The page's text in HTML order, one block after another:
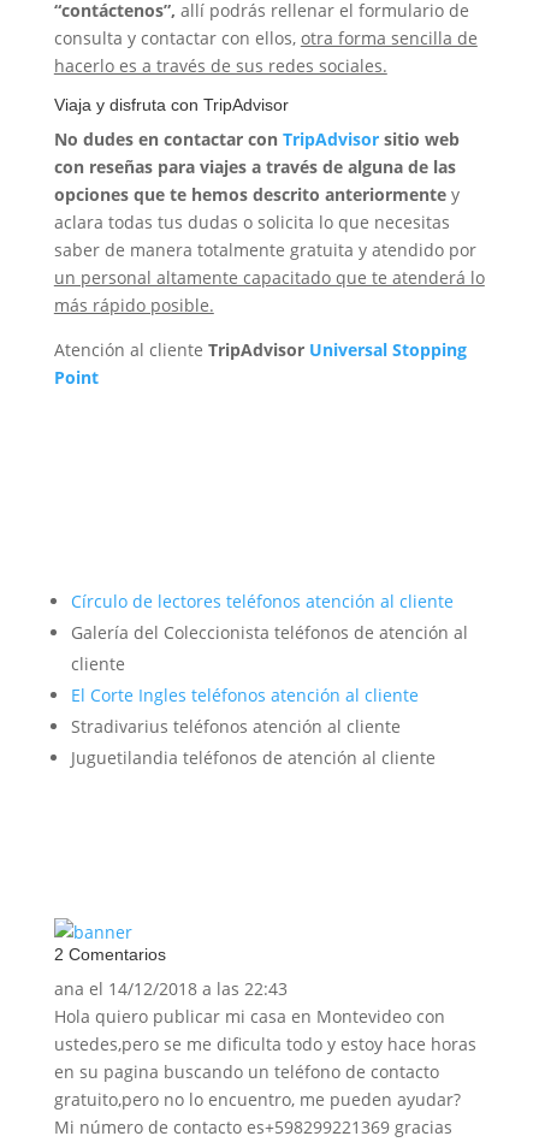
“contáctenos”, allí podrás rellenar el formulario de
consulta y contactar con ellos, otra forma sencilla de
hacerlo es a través de sus redes sociales.
Viaja y disfruta con TripAdvisor
No dudes en contactar con TripAdvisorsitio web
con reseñas para viajes a través de alguna de las
opciones que te hemos descrito anteriormentey
aclara todas tus dudas o solicita lo que necesitas
saber de manera totalmente gratuita y atendido por
un personal altamente capacitado que te atenderá lo
más rápido posible.
Atención al cliente TripAdvisor Universal Stopping
Point
Círculo de lectores teléfonos atención al cliente
Galería del Coleccionista teléfonos de atención al
cliente
El Corte Ingles teléfonos atención al cliente
Stradivarius teléfonos atención al cliente
Juguetilandia teléfonos de atención al cliente
2 Comentarios
ana el 14/12/2018 a las 22:43
Hola quiero publicar mi casa en Montevideo con
ustedes,pero se me dificulta todo y estoy hace horas
en su pagina buscando un teléfono de contacto
gratuito,pero no lo encuentro, me pueden ayudar?
Mi número de contacto es+598299221369 gracias